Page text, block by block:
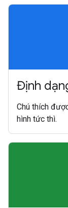
Định
Chú thích
hình tức thì.